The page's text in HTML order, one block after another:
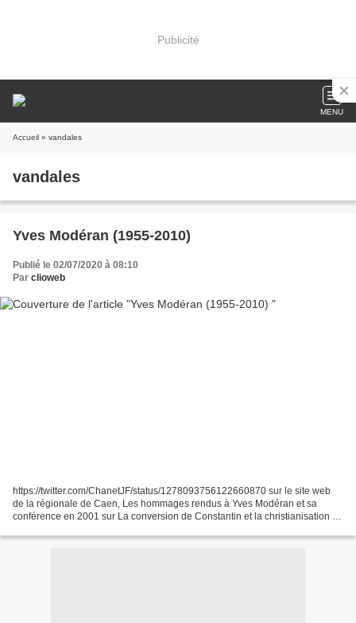
Publicité
MENU
Accueil » vandales
vandales
Yves Modéran (1955-2010)
Publié le 02/07/2020 à 08:10
Par clioweb
https://twitter.com/ChanetJF/status/1278093756122660870 sur le site web
de la régionale de Caen, Les hommages rendus à Yves Modéran et sa
conférence en 2001 sur La conversion de Constantin et la christianisation de